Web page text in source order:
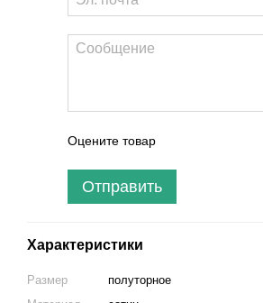
Оцените товар
Отправить
Характеристики
Размер
полуторное